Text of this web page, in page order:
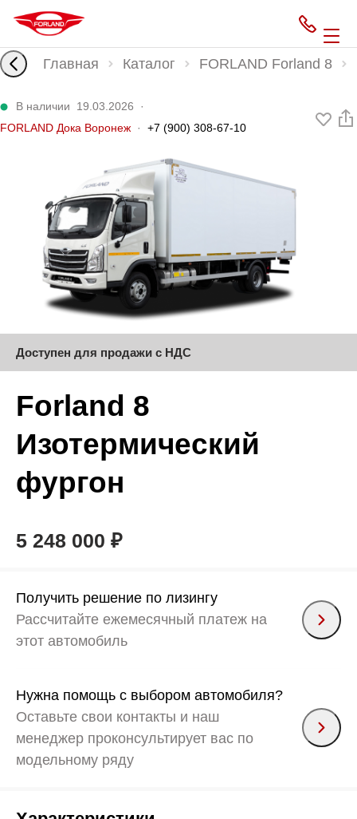
Главная Каталог FORLAND Forland 8
В наличии 19.03.2026 ·
FORLAND Дока Воронеж · +7 (900) 308-67-10
Доступен для продажи с НДС
Forland 8
Изотермический
фургон
5 248 000 ₽
Получить решение по лизингу
Рассчитайте ежемесячный платеж на
этот автомобиль
Нужна помощь с выбором автомобиля?
Оставьте свои контакты и наш
менеджер проконсультирует вас по
модельному ряду